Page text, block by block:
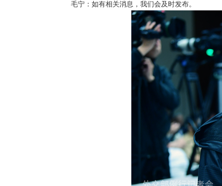
毛宁：如有相关消息，我们会及时发布。